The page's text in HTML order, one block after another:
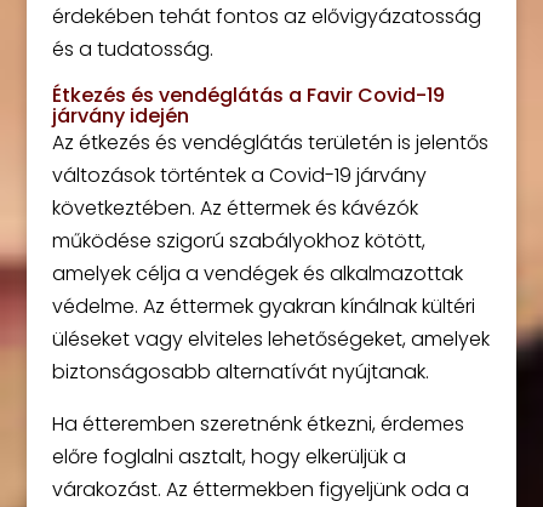
érdekében tehát fontos az elővigyázatosság
és a tudatosság.
Étkezés és vendéglátás a Favir Covid-19
járvány idején
Az étkezés és vendéglátás területén is jelentős
változások történtek a Covid-19 járvány
következtében. Az éttermek és kávézók
működése szigorú szabályokhoz kötött,
amelyek célja a vendégek és alkalmazottak
védelme. Az éttermek gyakran kínálnak kültéri
üléseket vagy elviteles lehetőségeket, amelyek
biztonságosabb alternatívát nyújtanak.
Ha étteremben szeretnénk étkezni, érdemes
előre foglalni asztalt, hogy elkerüljük a
várakozást. Az éttermekben figyeljünk oda a